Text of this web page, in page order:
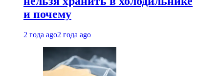
и почему
2 года ago2 года ago